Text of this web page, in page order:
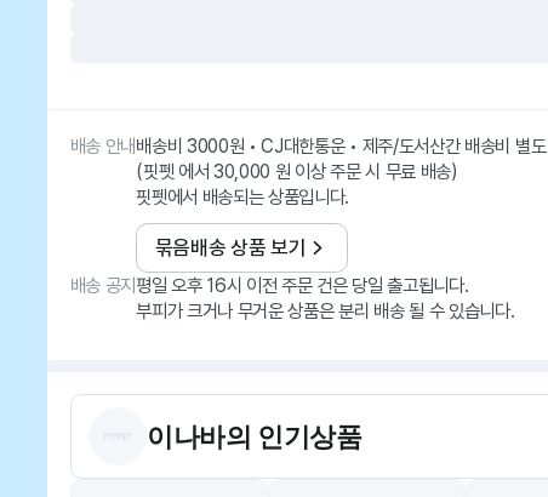
배송 안내배송비 3000원 • CJ대한통운 • 제주/도서산간 배송비 별도
(핏펫 에서 30,000 원 이상 주문 시 무료 배송)
핏펫에서 배송되는 상품입니다.
묶음배송 상품 보기
배송 공지평일 오후 16시 이전 주문 건은 당일 출고됩니다.
부피가 크거나 무거운 상품은 분리 배송 될 수 있습니다.
이나바의 인기상품